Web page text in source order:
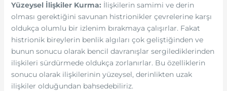
Yüzeysel İlişkiler Kurma: İlişkilerin samimi ve derin
olması gerektiğini savunan histrionikler çevrelerine karşı
oldukça olumlu bir izlenim bırakmaya çalışırlar. Fakat
histrionik bireylerin benlik algıları çok geliştiğinden ve
bunun sonucu olarak bencil davranışlar sergilediklerinden
ilişkileri sürdürmede oldukça zorlanırlar. Bu özelliklerin
sonucu olarak ilişkilerinin yüzeysel, derinlikten uzak
ilişkiler olduğundan bahsedebiliriz.